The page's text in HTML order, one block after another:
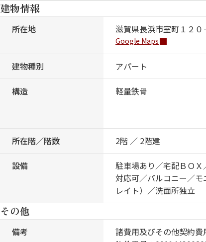
建物情報
所在地 滋賀県長浜市室町１２０
Google Maps
建物種別 アパート
構造 軽量鉄骨
所在階／階数 2階 ／ 2階建
設備
駐車場あり／宅配ＢＯ
対応可／バルコニー／
レイト）／洗面所独立
その他
備考
諸費用及びその他契約